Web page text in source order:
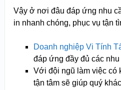
Vậy ở nơi đâu đáp ứng nhu
in nhanh chóng, phục vụ tận
Doanh nghiệp Vi Tính
đáp ứng đầy đủ các nhu
Với đội ngũ làm việc có
tận tâm sẽ giúp quý